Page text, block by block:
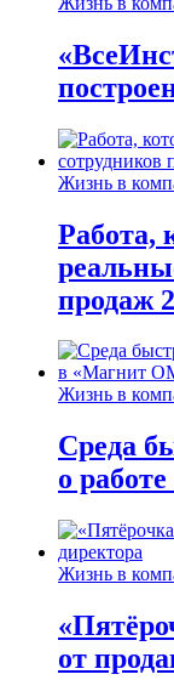
Жизнь в
Работа,
продаж
Жизнь в
Среда
о
Жизнь в
от